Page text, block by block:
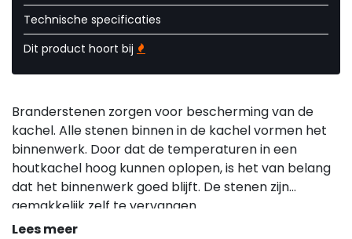
Technische specificaties
Dit product hoort bij
Branderstenen zorgen voor bescherming van de
kachel. Alle stenen binnen in de kachel vormen het
binnenwerk. Door dat de temperaturen in een
houtkachel hoog kunnen oplopen, is het van belang
dat het binnenwerk goed blijft. De stenen zijn
gemakkelijk zelf te vervangen.
Lees meer